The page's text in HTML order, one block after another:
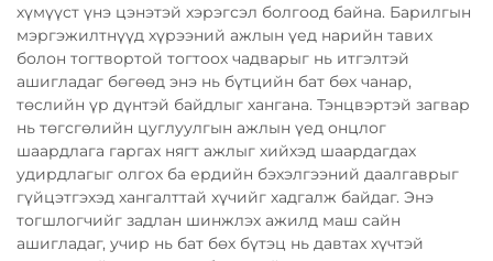
хүмүүст үнэ цэнэтэй хэрэгсэл болгоод байна. Барилгын
мэргэжилтнүүд хүрээний ажлын үед нарийн тавих
болон тогтвортой тогтоох чадварыг нь итгэлтэй
ашигладаг бөгөөд энэ нь бүтцийн бат бөх чанар,
төслийн үр дүнтэй байдлыг хангана. Тэнцвэртэй загвар
нь төгсгөлийн цуглуулгын ажлын үед онцлог
шаардлага гаргах нягт ажлыг хийхэд шаардагдах
удирдлагыг олгох ба ердийн бэхэлгээний даалгаврыг
гүйцэтгэхэд хангалттай хүчийг хадгалж байдаг. Энэ
тогшлогчийг задлан шинжлэх ажилд маш сайн
ашигладаг, учир нь бат бөх бүтэц нь давтах хүчтэй